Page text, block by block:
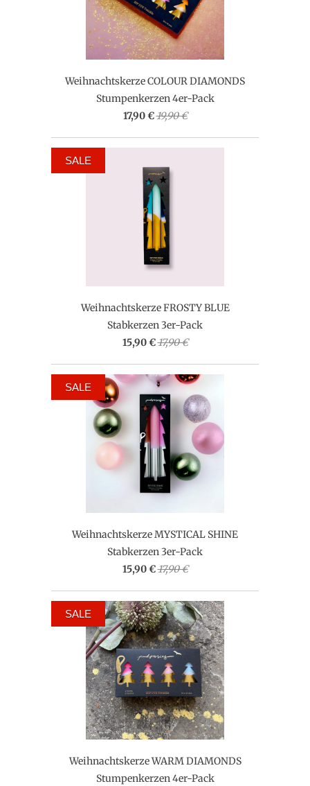
Weihnachtskerze COLOUR DIAMONDS
Stumpenkerzen 4er-Pack
17,90 €19,90 €
Weihnachtskerze FROSTY BLUE
Stabkerzen 3er-Pack
15,90 €17,90 €
SALE
Weihnachtskerze MYSTICAL SHINE
Stabkerzen 3er-Pack
15,90 €17,90 €
SALE
Weihnachtskerze WARM DIAMONDS
Stumpenkerzen 4er-Pack
SALE